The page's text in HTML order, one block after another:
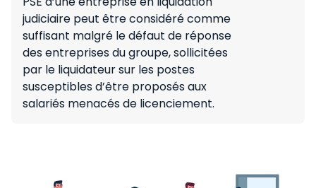
judiciaire peut être considéré comme
suffisant malgré le défaut de réponse
des entreprises du groupe, sollicitées
par le liquidateur sur les postes
susceptibles d’être proposés aux
salariés menacés de licenciement.